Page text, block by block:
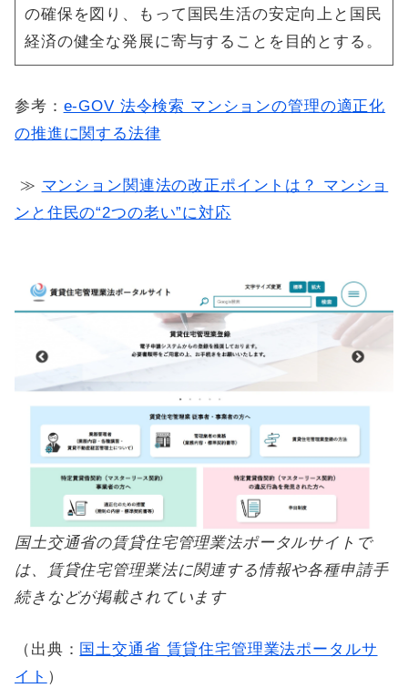
の確保を図り、もって国民生活の安定向上と国民
経済の健全な発展に寄与することを目的とする。
参考： e-GOV 法令検索 マンションの管理の適正化
の推進に関する法律
≫ マンション関連法の改正ポイントは？ マンショ
ンと住民の“2つの老い”に対応
国土交通省の賃貸住宅管理業法ポータルサイトで
は、賃貸住宅管理業法に関連する情報や各種申請手
続きなどが掲載されています
（出典： 国土交通省 賃貸住宅管理業法ポータルサ
イト ）